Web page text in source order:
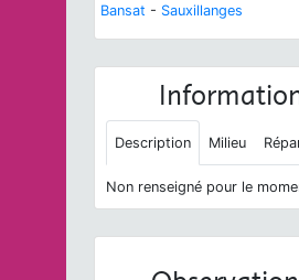
Bansat - Sauxillanges
Description Milieu
Non renseigné pour le